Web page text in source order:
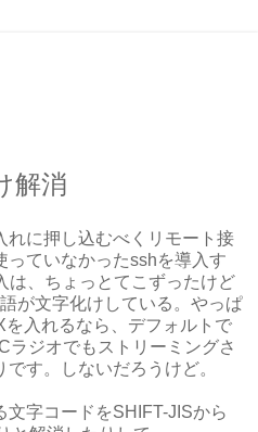
解消
れに押し込むべくリモート接
っていなかったsshを導入す
は、ちょっとてこずったけど
が文字化けしている。やっぱ
入れるなら、デフォルトで
ジオでもストリーミングさ
す。しないだろうけど。
字コードをSHIFT-JISから